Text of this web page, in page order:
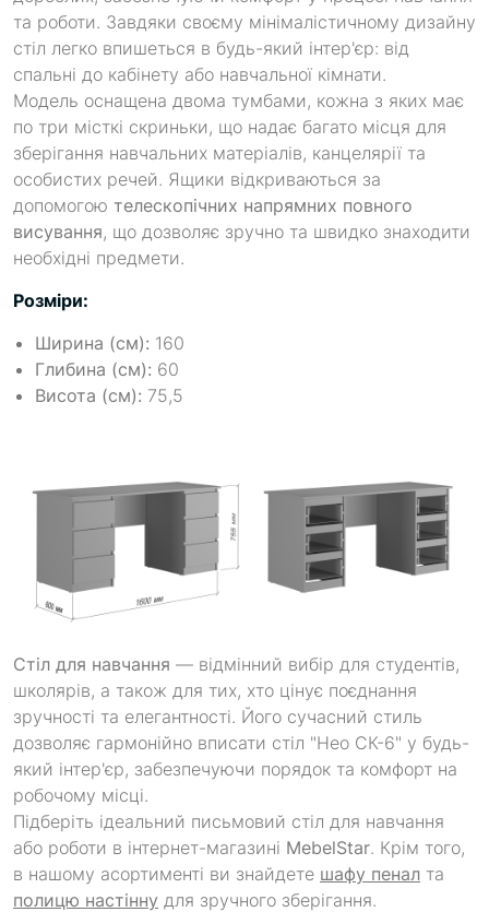
та роботи. Завдяки своєму мінімалістичному дизайну
стіл легко впишеться в будь-який інтер'єр: від
спальні до кабінету або навчальної кімнати.
Модель оснащена двома тумбами, кожна з яких має
по три місткі скриньки, що надає багато місця для
зберігання навчальних матеріалів, канцелярії та
особистих речей. Ящики відкриваються за
допомогою телескопічних напрямних повного
висування, що дозволяє зручно та швидко знаходити
необхідні предмети.
Розміри:
Ширина (см): 160
Глибина (см): 60
Висота (см): 75,5
Стіл для навчання — відмінний вибір для студентів,
школярів, а також для тих, хто цінує поєднання
зручності та елегантності. Його сучасний стиль
дозволяє гармонійно вписати стіл "Нео СК-6" у будь-
який інтер'єр, забезпечуючи порядок та комфорт на
робочому місці.
Підберіть ідеальний письмовий стіл для навчання
або роботи в інтернет-магазині MebelStar. Крім того,
в нашому асортименті ви знайдете шафу пенал та
полицю настінну для зручного зберігання.